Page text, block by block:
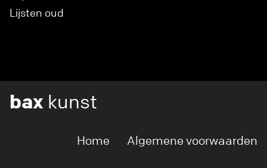
Lijsten oud
bax kunst
Home Algemene voorwaarden